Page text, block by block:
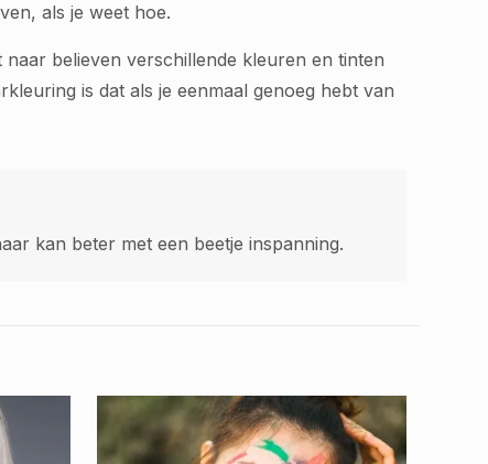
als je weet hoe.
believen verschillende kleuren en tinten
is dat als je eenmaal genoeg hebt van
kan beter met een beetje inspanning.